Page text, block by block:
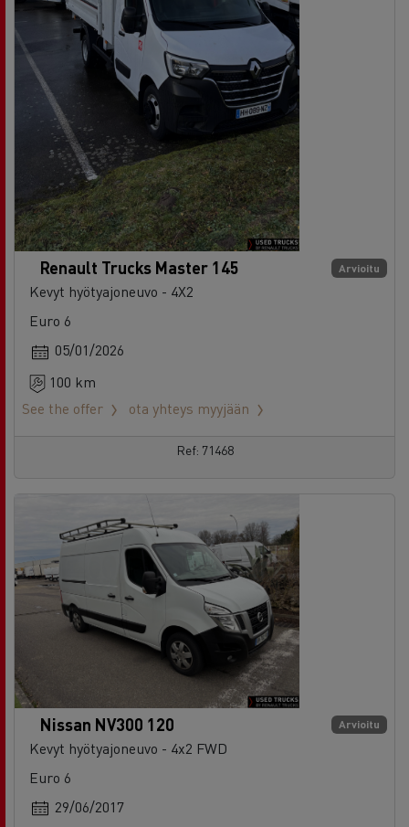
Arvioitu
Renault Trucks Master 145
Kevyt hyötyajoneuvo - 4X2
Euro 6
05/01/2026
100 km
See the offer
ota yhteys myyjään
Ref: 71468
Arvioitu
Nissan NV300 120
Kevyt hyötyajoneuvo - 4x2 FWD
Euro 6
29/06/2017